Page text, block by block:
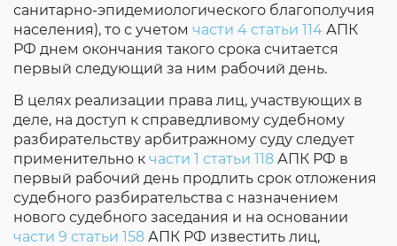
санитарно-эпидемиологического благополучия
населения), то с учетом части 4 статьи 114 АПК
РФ днем окончания такого срока считается
первый следующий за ним рабочий день.
В целях реализации права лиц, участвующих в
деле, на доступ к справедливому судебному
разбирательству арбитражному суду следует
применительно к части 1 статьи 118 АПК РФ в
первый рабочий день продлить срок отложения
судебного разбирательства с назначением
нового судебного заседания и на основании
части 9 статьи 158 АПК РФ известить лиц,